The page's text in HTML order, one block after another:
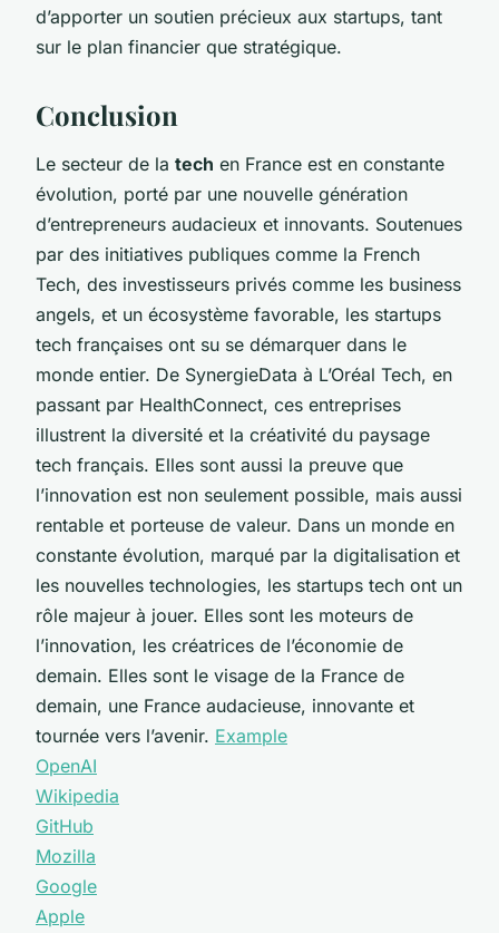
d’apporter un soutien précieux aux startups, tant
sur le plan financier que stratégique.
Conclusion
Le secteur de la tech en France est en constante
évolution, porté par une nouvelle génération
d’entrepreneurs audacieux et innovants. Soutenues
par des initiatives publiques comme la French
Tech, des investisseurs privés comme les business
angels, et un écosystème favorable, les startups
tech françaises ont su se démarquer dans le
monde entier. De SynergieData à L’Oréal Tech, en
passant par HealthConnect, ces entreprises
illustrent la diversité et la créativité du paysage
tech français. Elles sont aussi la preuve que
l’innovation est non seulement possible, mais aussi
rentable et porteuse de valeur. Dans un monde en
constante évolution, marqué par la digitalisation et
les nouvelles technologies, les startups tech ont un
rôle majeur à jouer. Elles sont les moteurs de
l’innovation, les créatrices de l’économie de
demain. Elles sont le visage de la France de
demain, une France audacieuse, innovante et
tournée vers l’avenir. Example
OpenAI
Wikipedia
GitHub
Mozilla
Google
Apple